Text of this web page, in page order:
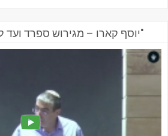
יוסף קארו – מגירוש ספרד ועד לכתיבת ה"שולחן ערוך"